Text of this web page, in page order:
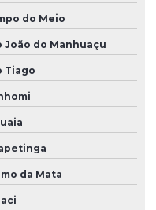
do Meio
João do Manhuaçu
Tiago
da Mata